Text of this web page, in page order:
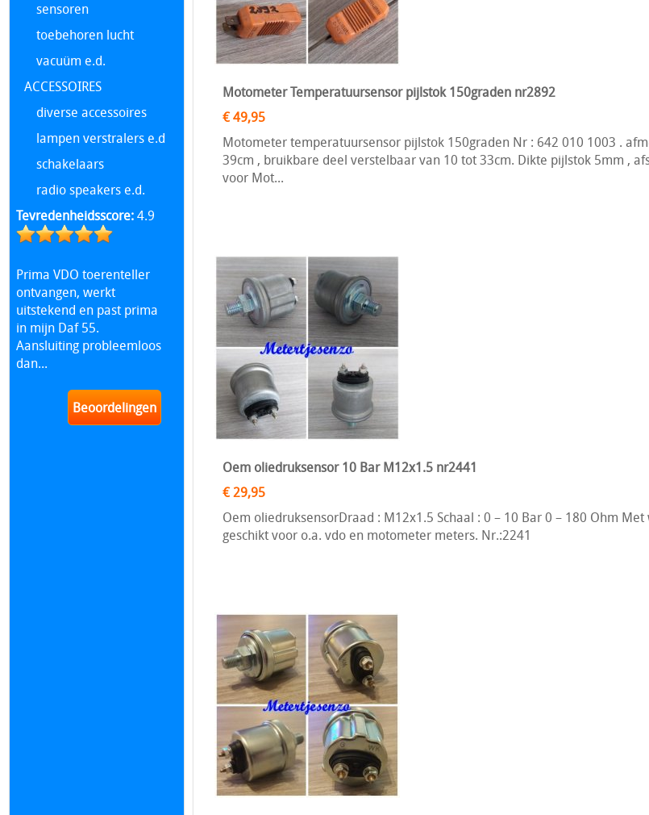
sensoren
toebehoren lucht
vacuüm e.d.
ACCESSOIRES
diverse accessoires
lampen verstralers e.d
schakelaars
radio speakers e.d.
Tevredenheidsscore:4.9
Prima VDO toerenteller
ontvangen, werkt
uitstekend en past prima
in mijn Daf 55.
Aansluiting probleemloos
dan...
Beoordelingen
Motometer Temperatuursensor pijlstok 150graden nr2892
€ 49,95
Motometer temperatuursensor pijlstok 150graden Nr : 642 010 1003 .
39cm , bruikbare deel verstelbaar van 10 tot 33cm. Dikte pijlstok 5mm ,
voor Mot...
Oem oliedruksensor 10 Bar M12x1.5 nr2441
€ 29,95
Oem oliedruksensorDraad : M12x1.5 Schaal : 0 – 10 Bar 0 – 180 Ohm
geschikt voor o.a. vdo en motometer meters. Nr.:2241